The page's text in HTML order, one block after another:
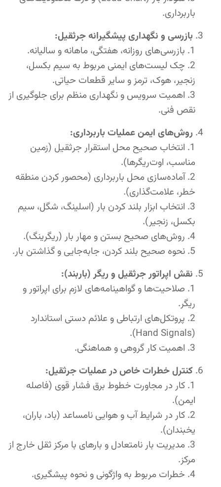
باربرداری.
بازرسی و نگهداری پیشگیرانه جرثقیل:
بازرسی‌های روزانه، هفتگی، ماهانه و سالیانه.
چک لیست‌های ایمنی مربوط به سیم بکسل،
زنجیر، هوک، ترمز و سایر قطعات حیاتی.
اهمیت سرویس و نگهداری منظم برای جلوگیری از
نقص فنی.
روش‌های ایمن عملیات باربرداری:
انتخاب صحیح محل استقرار جرثقیل (زمین
مناسب، اوت‌ریگرها).
آماده‌سازی محل باربرداری (محصور کردن منطقه
خطر، علامت‌گذاری).
انتخاب ابزار بلند کردن بار (اسلینگ، شگل، سیم
بکسل، زنجیر).
روش‌های صحیح بستن و مهار بار (ریگرینگ).
نحوه صحیح بلند کردن، جابه‌جایی و گذاشتن بار.
نقش اپراتور جرثقیل و ریگر (باربند):
صلاحیت‌ها و گواهینامه‌های لازم برای اپراتور و
ریگر.
پروتکل‌های ارتباطی و علائم دستی استاندارد
(Hand Signals).
اهمیت کار گروهی و هماهنگی.
کنترل خطرات خاص در عملیات جرثقیل:
کار در مجاورت خطوط برق فشار قوی (فاصله
ایمن).
کار در شرایط آب و هوایی نامساعد (باد، باران،
یخبندان).
مدیریت بار نامتعادل و بارهای با مرکز ثقل خارج از
مرکز.
خطرات مربوط به واژگونی و نحوه پیشگیری.